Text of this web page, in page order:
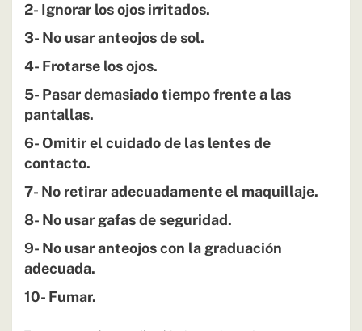
2- Ignorar los ojos irritados.
3- No usar anteojos de sol.
4- Frotarse los ojos.
5- Pasar demasiado tiempo frente a las
pantallas.
6- Omitir el cuidado de las lentes de
contacto.
7- No retirar adecuadamente el maquillaje.
8- No usar gafas de seguridad.
9- No usar anteojos con la graduación
adecuada.
10- Fumar.